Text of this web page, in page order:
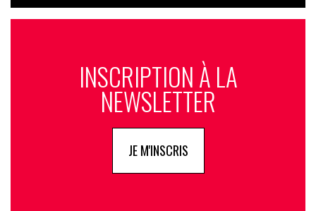
INSCRIPTION À LA
NEWSLETTER
JE M'INSCRIS